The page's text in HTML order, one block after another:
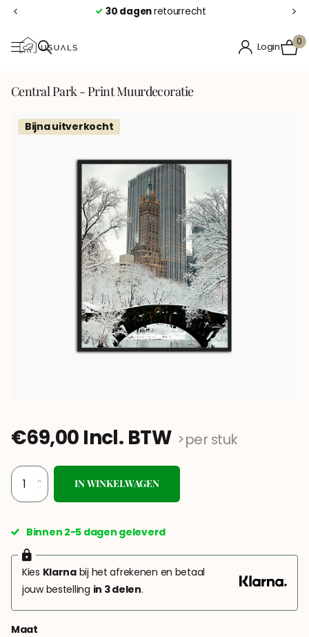
30 dagenretourrecht
Login 0
Central Park - Print Muurdecoratie
Bijna uitverkocht
€69,00 Incl. BTW >per stuk
IN WINKELWAGEN
Binnen 2-5 dagen geleverd
Kies Klarnabij het afrekenen en betaal
jouw bestelling in 3 delen.
Maat